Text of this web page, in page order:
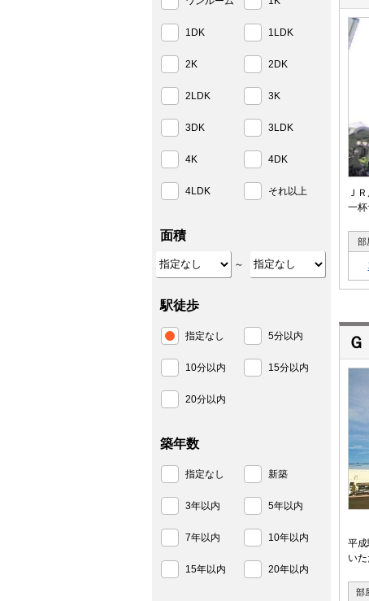
Ｊ
一杯
部
平
い
部
1DK 1LDK
2K 2DK
2LDK 3K
3DK 3LDK
4K 4DK
4LDK それ以上
面積
～
駅徒歩
指定なし 5分以内
10分以内 15分以内
20分以内
築年数
指定なし 新築
3年以内 5年以内
7年以内 10年以内
15年以内 20年以内